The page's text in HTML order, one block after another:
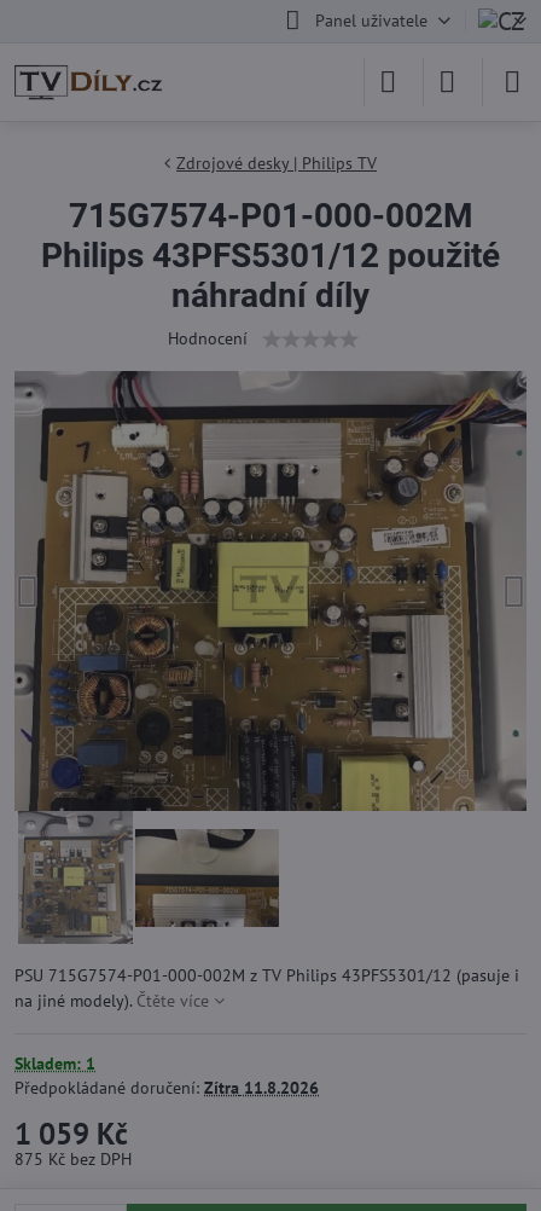
Panel uživatele
Zdrojové desky | Philips TV
715G7574-P01-000-002M
Philips 43PFS5301/12 použité
náhradní díly
Hodnocení
PSU 715G7574-P01-000-002M z TV Philips 43PFS5301/12 (pasuje i
na jiné modely). Čtěte více
Skladem: 1
Předpokládané doručení: Zítra 11.8.2026
1 059 Kč
875 Kč bez DPH